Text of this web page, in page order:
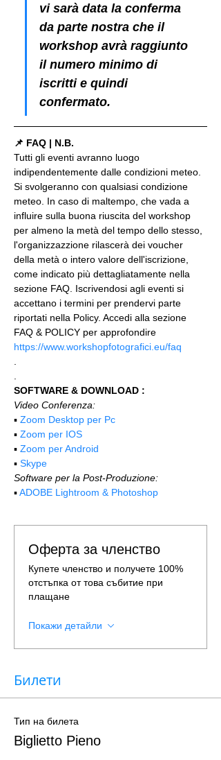
vi sarà data la conferma
da parte nostra che il
workshop avrà raggiunto
il numero minimo di
iscritti e quindi
confermato.
📌 FAQ | N.B.
Tutti gli eventi avranno luogo
indipendentemente dalle condizioni meteo.
Si svolgeranno con qualsiasi condizione
meteo. In caso di maltempo, che vada a
influire sulla buona riuscita del workshop
per almeno la metà del tempo dello stesso,
l'organizzazzione rilascerà dei voucher
della metà o intero valore dell'iscrizione,
come indicato più dettagliatamente nella
sezione FAQ. Iscrivendosi agli eventi si
accettano i termini per prendervi parte
riportati nella Policy. Accedi alla sezione
FAQ & POLICY per approfondire
https://www.workshopfotografici.eu/faq
SOFTWARE & DOWNLOAD :
Video Conferenza:
▪️ Zoom Desktop per Pc
▪️ Zoom per IOS
▪️ Zoom per Android
▪️ Skype
Software per la Post-Produzione:
▪️ ADOBE Lightroom & Photoshop
Оферта за членство
Купете членство и получете 100%
отстъпка от това събитие при
плащане
Покажи детайли
Билети
Тип на билета
Biglietto Pieno